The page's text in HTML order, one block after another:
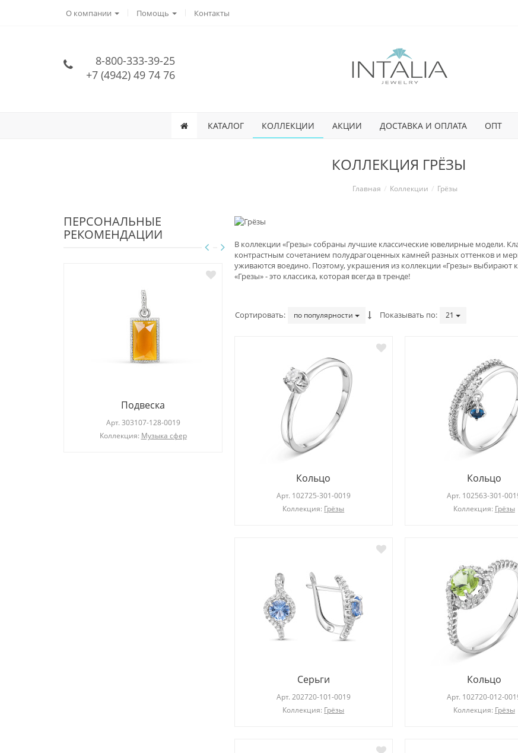
О компании Помощь Контакты
8-800-333-39-25
+7 (4942) 49 74 76
КАТАЛОГ КОЛЛЕКЦИИ АКЦИИ ДОСТАВКА И ОПЛАТА ОПТ
КОЛЛЕКЦИЯ ГРЁЗЫ
Главная Коллекции Грёзы
ПЕРСОНАЛЬНЫЕ
РЕКОМЕНДАЦИИ
Подвеска
Арт. 303107-128-0019
Коллекция: Музыка сфер
Кольцо
Арт.102781-101-0019
Коллекция:
Геометрия стиля
Кольцо
Арт.103534-809-0011
Коллекция:Elegance
В коллекции «Грезы» собраны лучшие классические ювелирные модели.
контрастным сочетанием полудрагоценных камней разных оттенков и
уживаются воедино. Поэтому, украшения из коллекции «Грезы» выбирают
«Грезы» - это классика, которая всегда в тренде!
Сортировать по популярности Показывать по 21
Кольцо
Арт. 102725-301-0019
Коллекция: Грёзы
Кольцо
Арт. 102563-301-
Коллекция: Грёзы
Серьги
Арт. 202720-101-0019
Коллекция: Грёзы
Кольцо
Арт. 102720-012-
Коллекция: Грёзы